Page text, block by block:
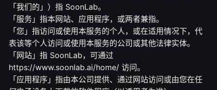
「我们的」）指 SoonLab。
「服务」指本网站、应用程序，或两者兼指。
「您」指访问或使用本服务的个人，或在适用情况下，代
表该等个人访问或使用本服务的公司或其他法律实体。
「网站」指 SoonLab，可通过
https://www.soonlab.ai/home/ 访问。
「应用程序」指由本公司提供、通过网站访问或由您在任